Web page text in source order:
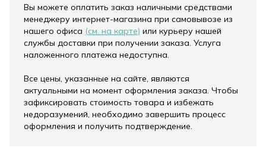
Вы можете оплатить заказ наличными средствами
менеджеру интернет-магазина при самовывозе из
нашего офиса (см. на карте) или курьеру нашей
службы доставки при получении заказа. Услуга
наложенного платежа недоступна.
Все цены, указанные на сайте, являются
актуальными на момент оформления заказа. Чтобы
зафиксировать стоимость товара и избежать
недоразумений, необходимо завершить процесс
оформления и получить подтверждение.